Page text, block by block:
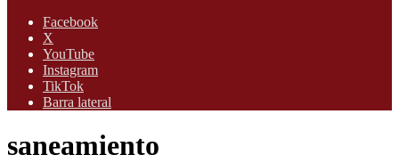
Facebook
X
YouTube
Instagram
TikTok
Barra lateral
saneamiento